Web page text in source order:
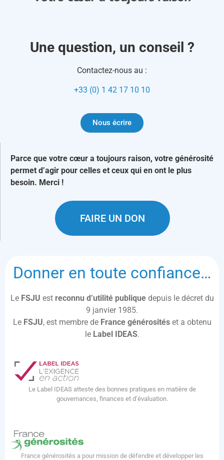
Une question, un conseil ?
Contactez-nous au :
+33 (0) 1 42 17 10 10
Nous écrire
Parce que votre cœur a toujours raison, votre générosité
permet d’agir pour celles et ceux qui en ont le plus
besoin. Merci !
FAIRE UN DON
Donner en toute confiance…
Le FSJU est reconnu d’utilité publique depuis le décret du
9 janvier 1985.
Le FSJU, est membre de France générositéset a obtenu
le Label IDEAS.
Le Label IDEAS atteste des bonnes pratiques en matière de
gouvernances, finances et d’évaluation.
France générosités a pour mission de défendre et développer les